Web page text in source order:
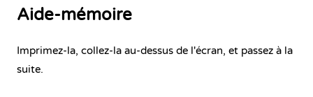
Aide-mémoire
Imprimez-la, collez-la au-dessus de l'écran, et passez à la
suite.